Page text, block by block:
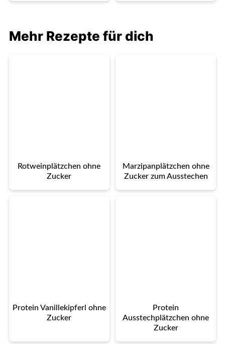
Mehr Rezepte für dich
Rotweinplätzchen ohne
Zucker
Marzipanplätzchen ohne
Zucker zum Ausstechen
Protein Vanillekipferl ohne
Zucker
Protein
Ausstechplätzchen ohne
Zucker